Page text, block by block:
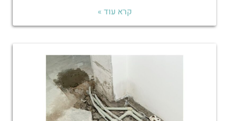
קרא עוד »